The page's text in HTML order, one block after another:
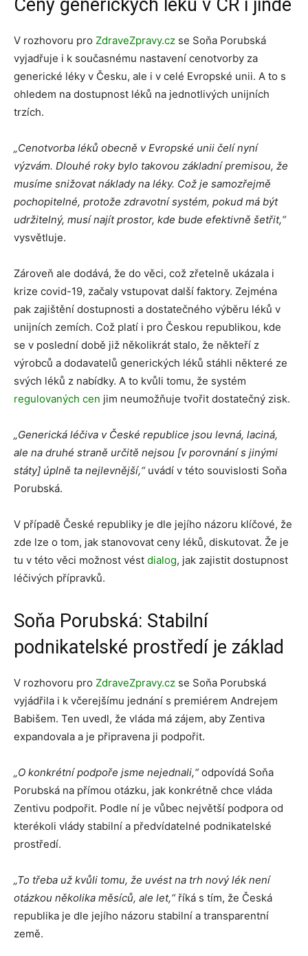
Ceny generických léků v ČR i jinde
V rozhovoru pro ZdraveZpravy.cz se Soňa Porubská
vyjadřuje i k současnému nastavení cenotvorby za
generické léky v Česku, ale i v celé Evropské unii. A to s
ohledem na dostupnost léků na jednotlivých unijních
trzích.
„Cenotvorba léků obecně v Evropské unii čelí nyní
výzvám. Dlouhé roky bylo takovou základní premisou, že
musíme snižovat náklady na léky. Což je samozřejmě
pochopitelné, protože zdravotní systém, pokud má být
udržitelný, musí najít prostor, kde bude efektivně šetřit,“
vysvětluje.
Zároveň ale dodává, že do věci, což zřetelně ukázala i
krize covid-19, začaly vstupovat další faktory. Zejména
pak zajištění dostupnosti a dostatečného výběru léků v
unijních zemích. Což platí i pro Českou republikou, kde
se v poslední době již několikrát stalo, že někteří z
výrobců a dodavatelů generických léků stáhli některé ze
svých léků z nabídky. A to kvůli tomu, že systém
regulovaných cen jim neumožňuje tvořit dostatečný zisk.
„Generická léčiva v České republice jsou levná, laciná,
ale na druhé straně určitě nejsou [v porovnání s jinými
státy] úplně ta nejlevnější,“ uvádí v této souvislosti Soňa
Porubská.
V případě České republiky je dle jejího názoru klíčové, že
zde lze o tom, jak stanovovat ceny léků, diskutovat. Že je
tu v této věci možnost vést dialog, jak zajistit dostupnost
léčivých přípravků.
Soňa Porubská: Stabilní
podnikatelské prostředí je základ
V rozhovoru pro ZdraveZpravy.cz se Soňa Porubská
vyjádřila i k včerejšímu jednání s premiérem Andrejem
Babišem. Ten uvedl, že vláda má zájem, aby Zentiva
expandovala a je připravena ji podpořit.
„O konkrétní podpoře jsme nejednali,“odpovídá Soňa
Porubská na přímou otázku, jak konkrétně chce vláda
Zentivu podpořit. Podle ní je vůbec největší podpora od
kterékoli vlády stabilní a předvídatelné podnikatelské
prostředí.
„To třeba už kvůli tomu, že uvést na trh nový lék není
otázkou několika měsíců, ale let,“ říká s tím, že Česká
republika je dle jejího názoru stabilní a transparentní
země.